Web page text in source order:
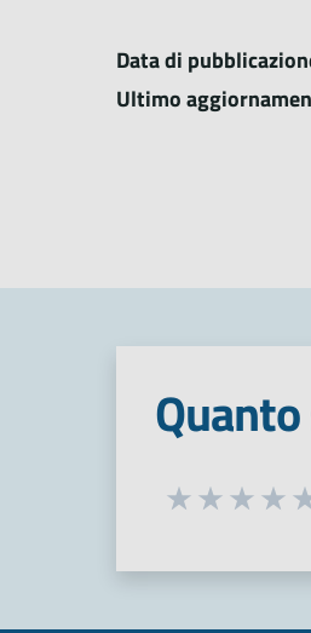
Data di
Ultimo
Seleziona